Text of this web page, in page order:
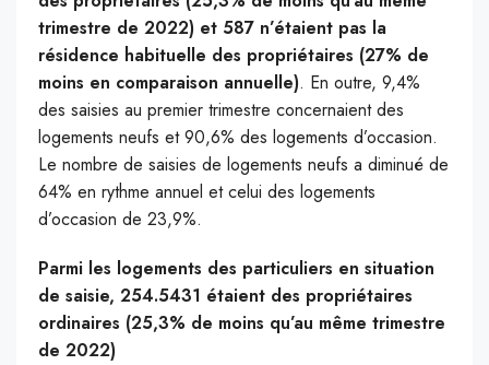
trimestre de 2022) et 587 n’étaient pas la
résidence habituelle des propriétaires (27% de
moins en comparaison annuelle). En outre, 9,4%
des saisies au premier trimestre concernaient des
logements neufs et 90,6% des logements d’occasion.
Le nombre de saisies de logements neufs a diminué de
64% en rythme annuel et celui des logements
d’occasion de 23,9%.
Parmi les logements des particuliers en situation
de saisie, 254.5431 étaient des propriétaires
ordinaires (25,3% de moins qu’au même trimestre
de 2022)